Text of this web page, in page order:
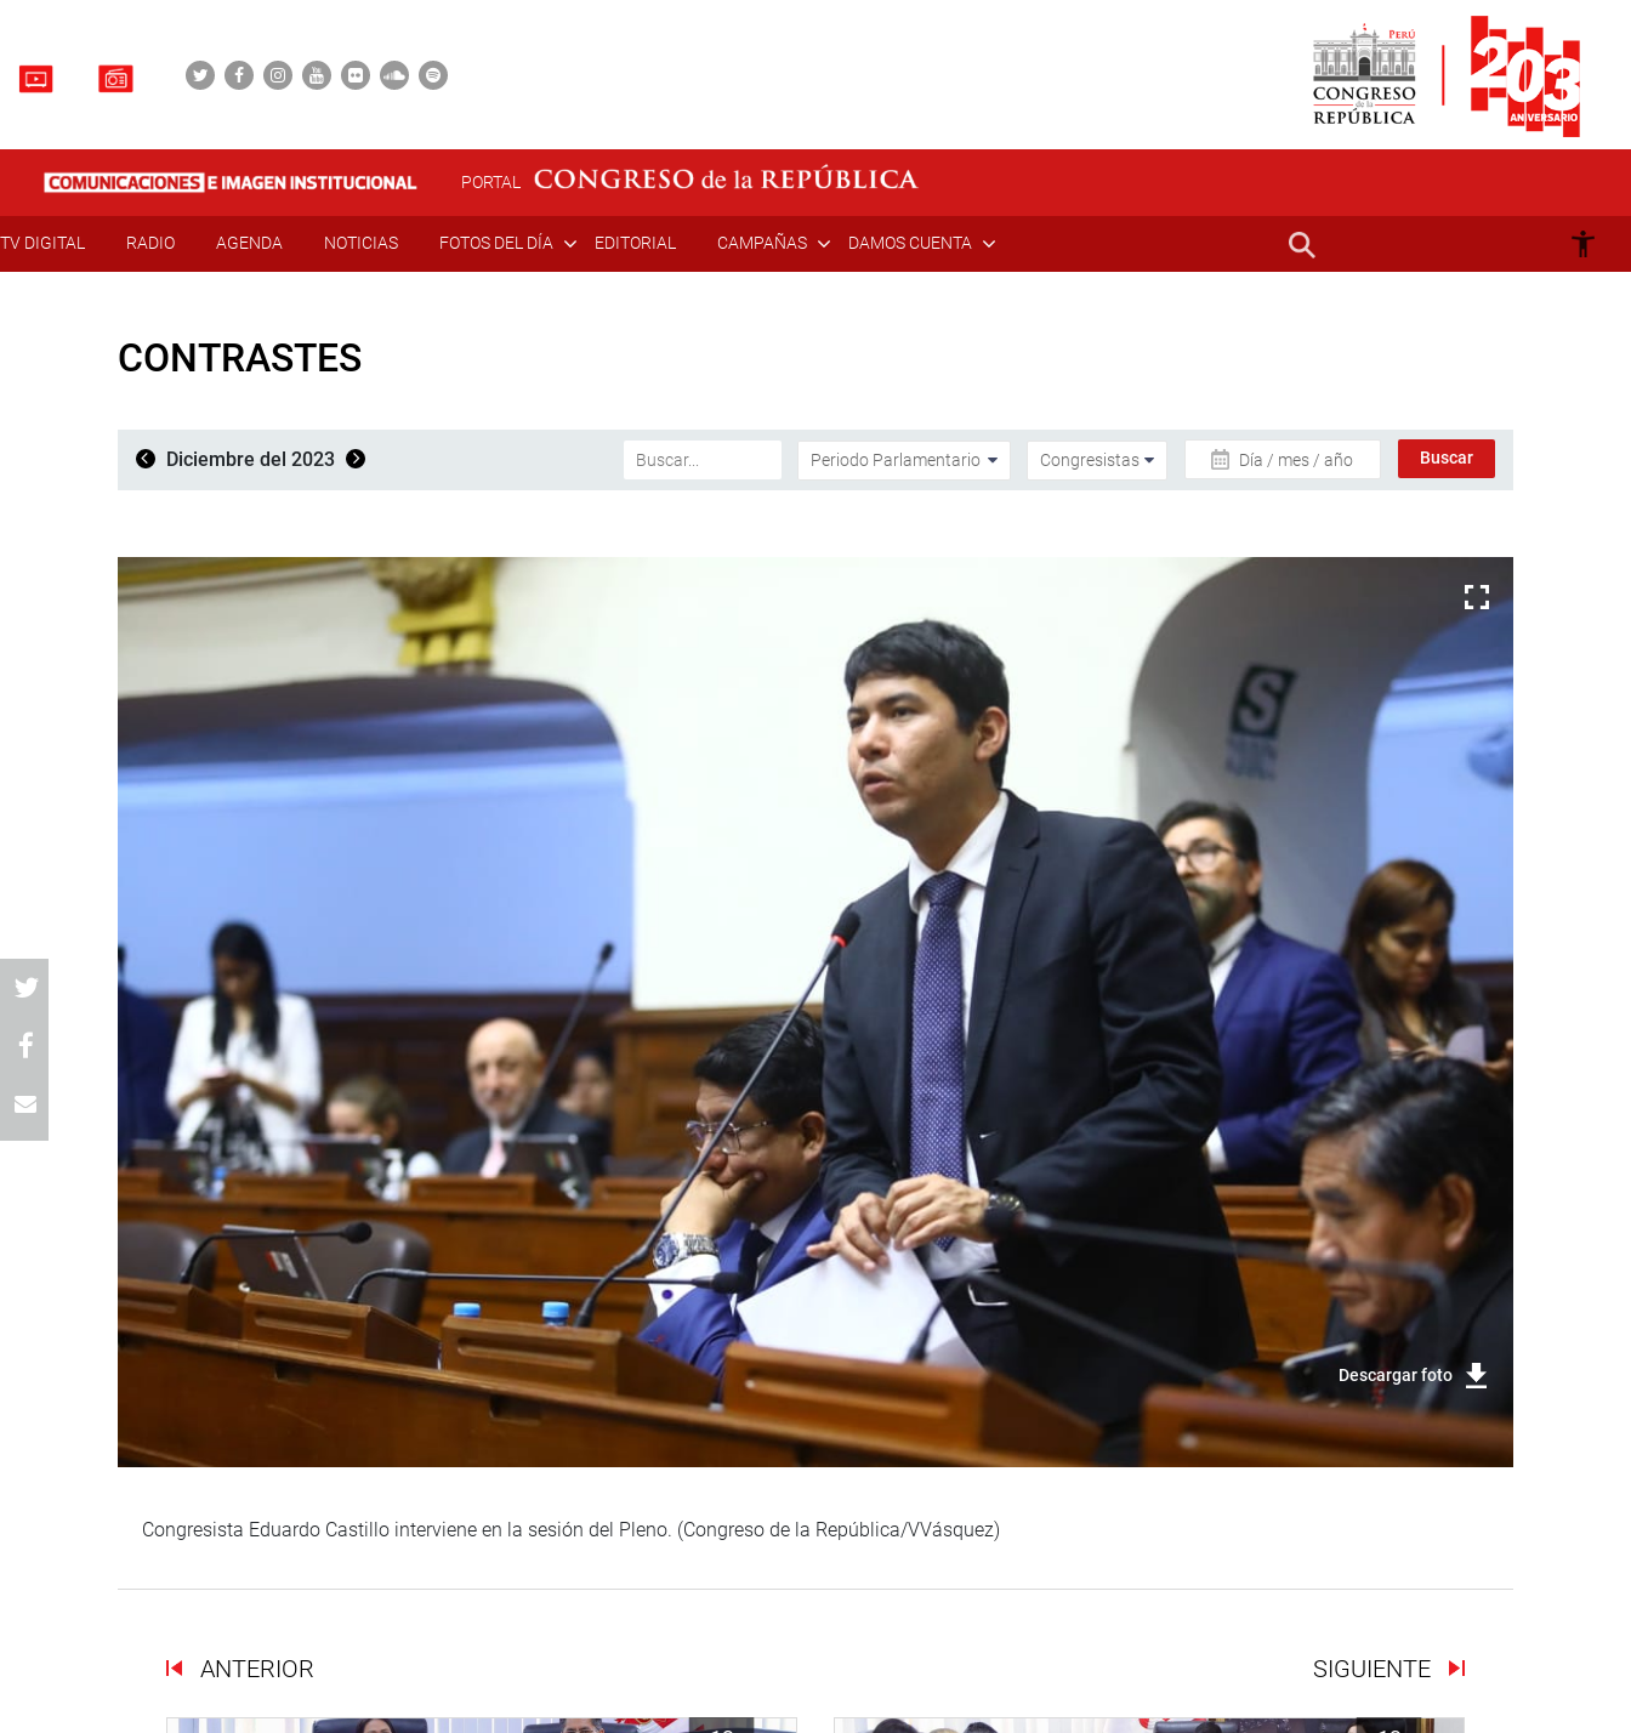
PORTAL
TV DIGITAL RADIO AGENDA NOTICIAS FOTOS DEL DÍA EDITORIAL CAMPAÑAS DAMOS CUENTA
CONTRASTES
Diciembre del 2023 Día / mes / año
Descargar foto
Congresista Eduardo Castillo interviene en la sesión del Pleno. (Congreso de la República/VVásquez)
ANTERIOR SIGUIENTE